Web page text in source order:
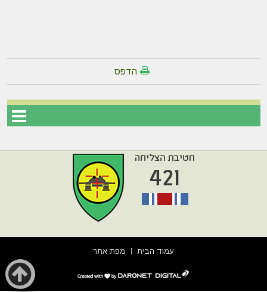
הדפס
עמוד הבית מפת אתר
דרונט